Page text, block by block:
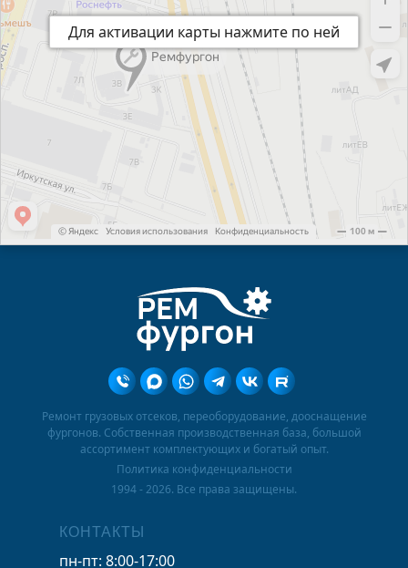
Для активации карты нажмите по ней
Для активации карты нажмите по ней
Ремонт грузовых отсеков, переоборудование, дооснащение
фургонов. Собственная производственная база, большой
ассортимент комплектующих и богатый опыт.
Политика конфиденциальности
1994 - 2026. Все права защищены.
КОНТАКТЫ
пн-пт: 8:00-17:00